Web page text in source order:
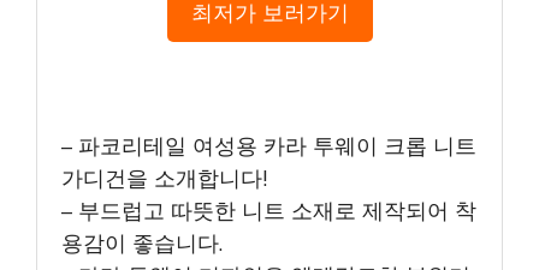
최저가 보러가기
– 파코리테일 여성용 카라 투웨이 크롭 니트
가디건을 소개합니다!
– 부드럽고 따뜻한 니트 소재로 제작되어 착
용감이 좋습니다.